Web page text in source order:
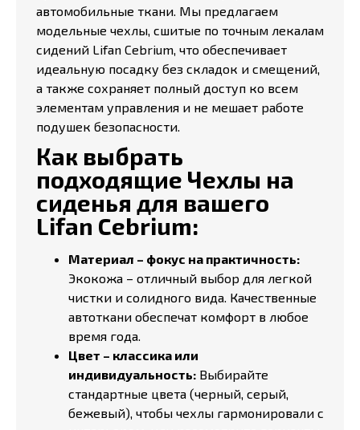
автомобильные ткани. Мы предлагаем
модельные чехлы, сшитые по точным лекалам
сидений Lifan Cebrium, что обеспечивает
идеальную посадку без складок и смещений,
а также сохраняет полный доступ ко всем
элементам управления и не мешает работе
подушек безопасности.
Как выбрать
подходящие Чехлы на
сиденья для вашего
Lifan Cebrium:
Материал – фокус на практичность:
Экокожа – отличный выбор для легкой
чистки и солидного вида. Качественные
автоткани обеспечат комфорт в любое
время года.
Цвет – классика или
индивидуальность: Выбирайте
стандартные цвета (черный, серый,
бежевый), чтобы чехлы гармонировали с